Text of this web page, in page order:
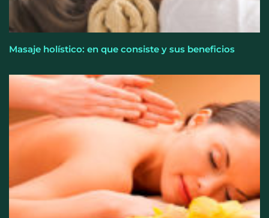
Masaje holístico: en que consiste y sus beneficios